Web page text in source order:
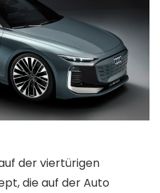
der viertürigen
die auf der Auto